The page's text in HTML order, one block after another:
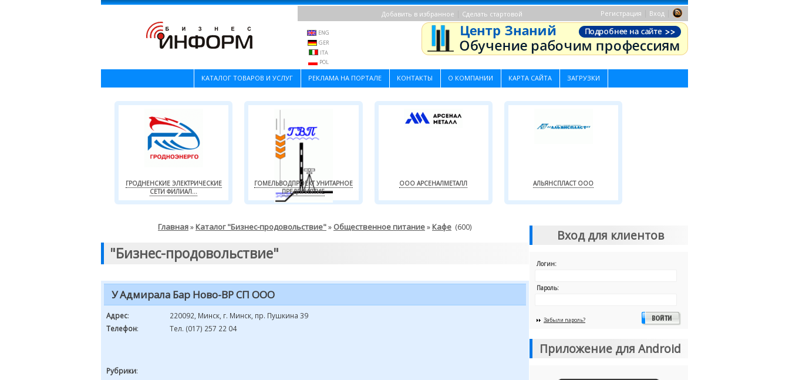
Регистрация Вход
Добавить в избранное Сделать стартовой
ENG
GER
ITA
POL
КАТАЛОГ ТОВАРОВ И УСЛУГ РЕКЛАМА НА ПОРТАЛЕ КОНТАКТЫ О КОМПАНИИ КАРТА САЙТА ЗАГРУЗКИ
ГРОДНЕНСКИЕ ЭЛЕКТРИЧЕСКИЕ
СЕТИ ФИЛИАЛ...
ГОМЕЛЬВОДПРОЕКТ УНИТАРНОЕ
ПРЕДПРИЯТИЕ
ООО АРСЕНАЛМЕТАЛЛ АЛЬЯНСПЛАСТ ООО
Главная» Каталог "Бизнес-продовольствие"» Общественное питание» Кафе (600)
"Бизнес-продовольствие"
У Адмирала Бар Ново-ВР СП ООО
Адрес:
220092, Минск, г. Минск, пр. Пушкина 39
Телефон: Тел. (017) 257 22 04
Рубрики:
Вход для клиентов
Логин:
Пароль:
Забыли пароль?
Приложение для Android